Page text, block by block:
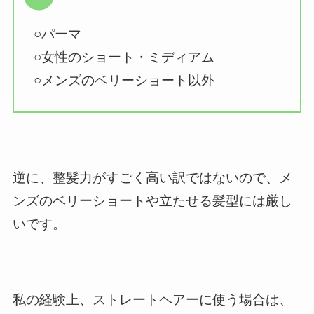
○パーマ
○女性のショート・ミディアム
○メンズのベリーショート以外
逆に、整髪力がすごく高い訳ではないので、メ
ンズのベリーショートや立たせる髪型には厳し
いです。
私の経験上、ストレートヘアーに使う場合は、